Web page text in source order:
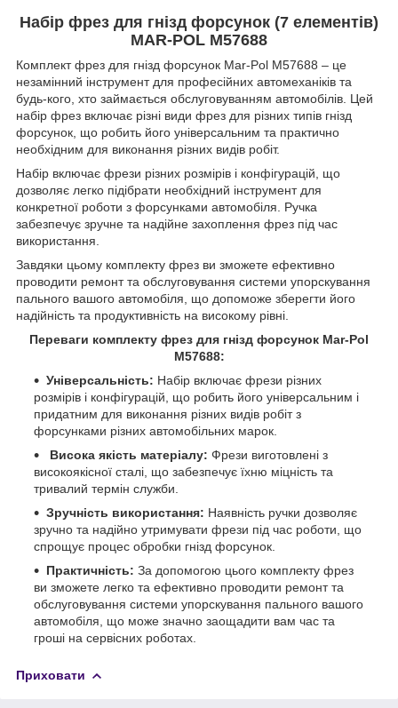
Набір фрез для гнізд форсунок (7 елементів)
MAR-POL M57688
Комплект фрез для гнізд форсунок Mar-Pol M57688 – це
незамінний інструмент для професійних автомеханіків та
будь-кого, хто займається обслуговуванням автомобілів. Цей
набір фрез включає різні види фрез для різних типів гнізд
форсунок, що робить його універсальним та практично
необхідним для виконання різних видів робіт.
Набір включає фрези різних розмірів і конфігурацій, що
дозволяє легко підібрати необхідний інструмент для
конкретної роботи з форсунками автомобіля. Ручка
забезпечує зручне та надійне захоплення фрез під час
використання.
Завдяки цьому комплекту фрез ви зможете ефективно
проводити ремонт та обслуговування системи упорскування
пального вашого автомобіля, що допоможе зберегти його
надійність та продуктивність на високому рівні.
Переваги комплекту фрез для гнізд форсунок Mar-Pol
M57688:
Універсальність: Набір включає фрези різних
розмірів і конфігурацій, що робить його універсальним і
придатним для виконання різних видів робіт з
форсунками різних автомобільних марок.
Висока якість матеріалу: Фрези виготовлені з
високоякісної сталі, що забезпечує їхню міцність та
тривалий термін служби.
Зручність використання: Наявність ручки дозволяє
зручно та надійно утримувати фрези під час роботи, що
спрощує процес обробки гнізд форсунок.
Практичність: За допомогою цього комплекту фрез
ви зможете легко та ефективно проводити ремонт та
обслуговування системи упорскування пального вашого
автомобіля, що може значно заощадити вам час та
гроші на сервісних роботах.
Приховати